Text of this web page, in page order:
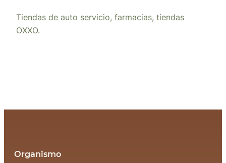
Tiendas de auto servicio, farmacias, tiendas
OXXO.
Organismo